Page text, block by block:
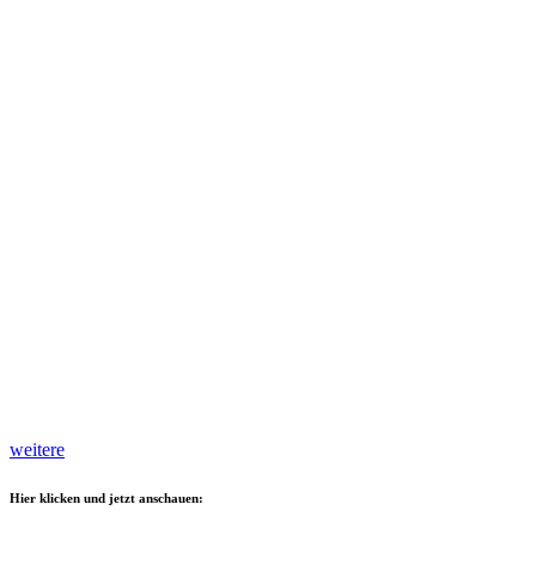
weitere
Hier klicken und jetzt anschauen: